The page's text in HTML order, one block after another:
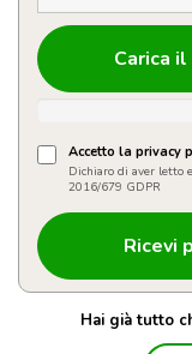
Carica
Accetto la privacy
Dichiaro di aver letto
2016/679 GDPR
Hai già tutto